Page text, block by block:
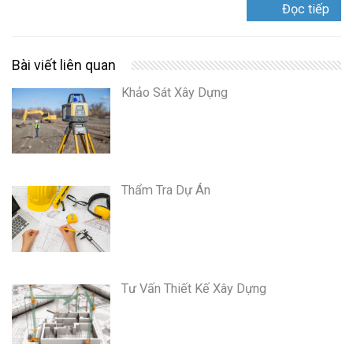
Đọc tiếp
Bài viết liên quan
Khảo Sát Xây Dựng
Thẩm Tra Dự Án
Tư Vấn Thiết Kế Xây Dựng